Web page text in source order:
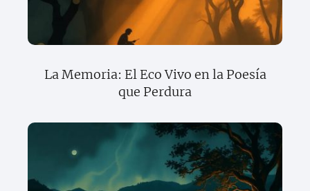
La Memoria: El Eco Vivo en la Poesía
que Perdura